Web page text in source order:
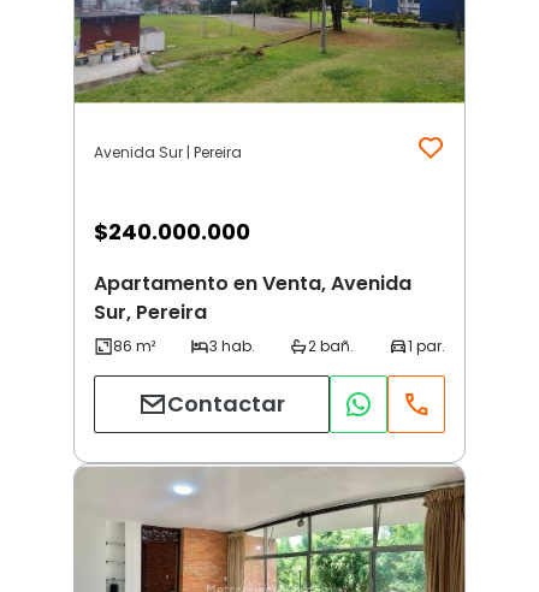
Avenida Sur | Pereira
$240.000.000
Apartamento en Venta, Avenida
Sur, Pereira
Contactar